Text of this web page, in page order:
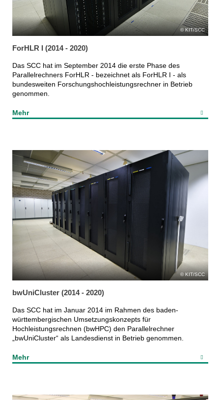
KIT/SCC
ForHLR I (2014 - 2020)
Das SCC hat im September 2014 die erste Phase des
Parallelrechners ForHLR - bezeichnet als ForHLR I - als
bundesweiten Forschungshochleistungsrechner in Betrieb
genommen.
Mehr
KIT/SCC
bwUniCluster (2014 - 2020)
Das SCC hat im Januar 2014 im Rahmen des baden-
württembergischen Umsetzungskonzepts für
Hochleistungsrechnen (bwHPC) den Parallelrechner
„bwUniCluster“ als Landesdienst in Betrieb genommen.
Mehr